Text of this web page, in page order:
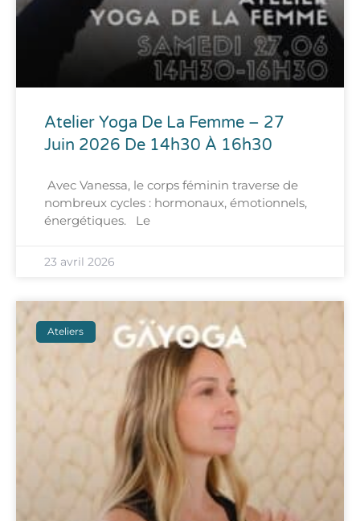
Atelier Yoga De La Femme – 27
Juin 2026 De 14h30 À 16h30
Avec Vanessa, le corps féminin traverse de
nombreux cycles : hormonaux, émotionnels,
énergétiques. Le
23 avril 2026
Ateliers